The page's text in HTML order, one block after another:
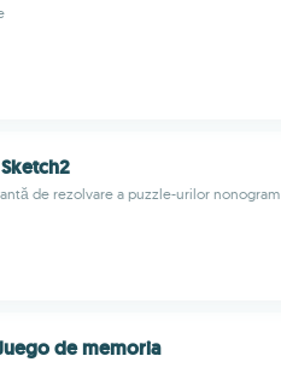
de rezolvare a puzzle-urilor nonogram
de memoria